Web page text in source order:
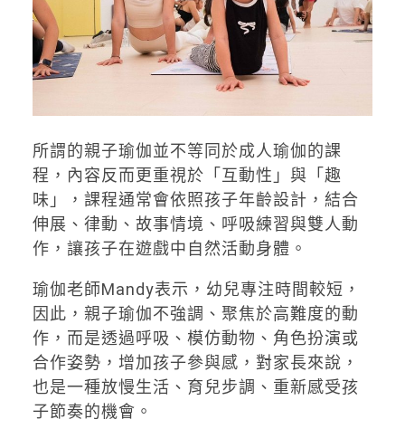
所謂的親子瑜伽並不等同於成人瑜伽的課
程，內容反而更重視於「互動性」與「趣
味」，課程通常會依照孩子年齡設計，結合
伸展、律動、故事情境、呼吸練習與雙人動
作，讓孩子在遊戲中自然活動身體。
瑜伽老師Mandy表示，幼兒專注時間較短，
因此，親子瑜伽不強調、聚焦於高難度的動
作，而是透過呼吸、模仿動物、角色扮演或
合作姿勢，增加孩子參與感，對家長來說，
也是一種放慢生活、育兒步調、重新感受孩
子節奏的機會。